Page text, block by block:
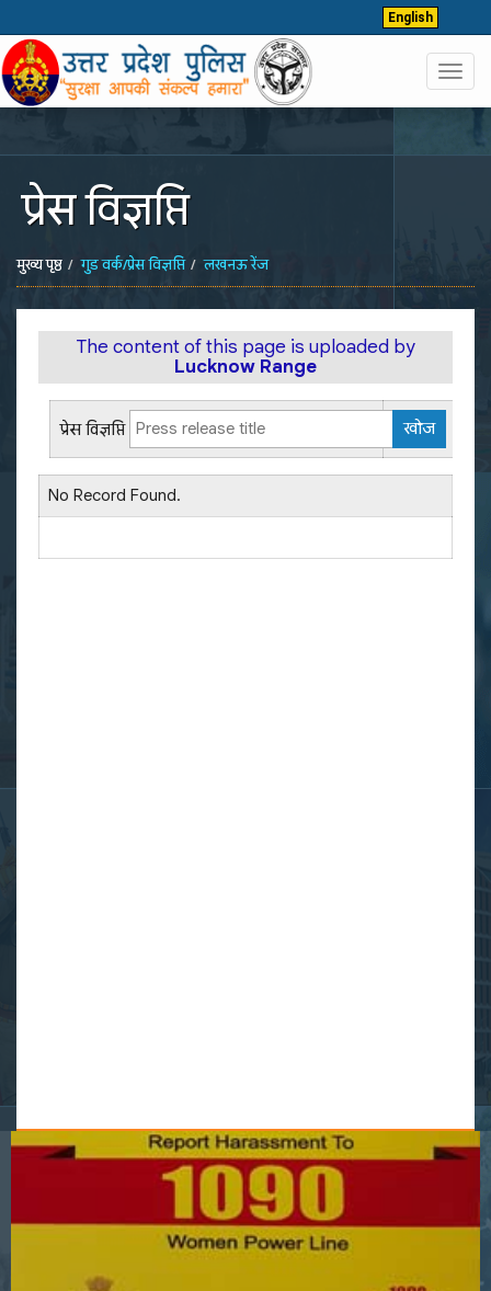
English
प्रेस विज्ञप्ति
मुख्य पृष्ठ गुड वर्क/प्रेस विज्ञप्ति लखनऊ रेंज
The content of this page is uploaded by
Lucknow Range
प्रेस विज्ञप्ति
No Record Found.